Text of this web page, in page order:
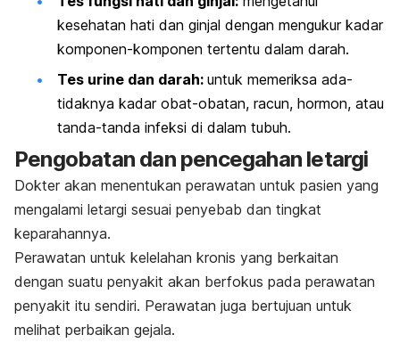
kesehatan hati dan ginjal dengan mengukur kadar
komponen-komponen tertentu dalam darah.
Tes urine dan darah: untuk memeriksa ada-
tidaknya kadar obat-obatan, racun, hormon, atau
tanda-tanda infeksi di dalam tubuh.
Pengobatan dan pencegahan letargi
Dokter akan menentukan perawatan untuk pasien yang
mengalami letargi sesuai penyebab dan tingkat
keparahannya.
Perawatan untuk kelelahan kronis yang berkaitan
dengan suatu penyakit akan berfokus pada perawatan
penyakit itu sendiri. Perawatan juga bertujuan untuk
melihat perbaikan gejala.